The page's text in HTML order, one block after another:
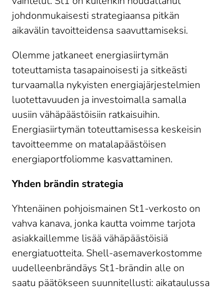
johdonmukaisesti strategiaansa pitkän
aikavälin tavoitteidensa saavuttamiseksi.
Olemme jatkaneet energiasiirtymän
toteuttamista tasapainoisesti ja sitkeästi
turvaamalla nykyisten energiajärjestelmien
luotettavuuden ja investoimalla samalla
uusiin vähäpäästöisiin ratkaisuihin.
Energiasiirtymän toteuttamisessa keskeisin
tavoitteemme on matalapäästöisen
energiaportfoliomme kasvattaminen.
Yhden brändin strategia
Yhtenäinen pohjoismainen St1-verkosto on
vahva kanava, jonka kautta voimme tarjota
asiakkaillemme lisää vähäpäästöisiä
energiatuotteita. Shell-asemaverkostomme
uudelleenbrändäys St1-brändin alle on
saatu päätökseen suunnitellusti: aikataulussa